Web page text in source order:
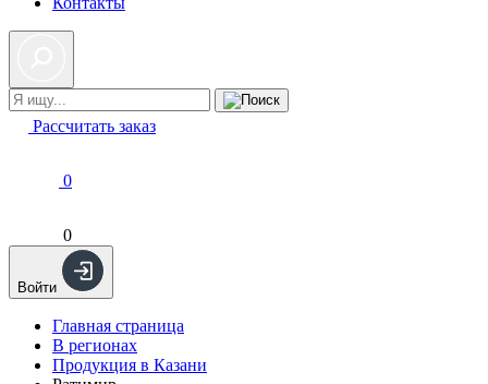
Рассчитать заказ
0
0
Войти
Главная страница
В регионах
Продукция в Казани